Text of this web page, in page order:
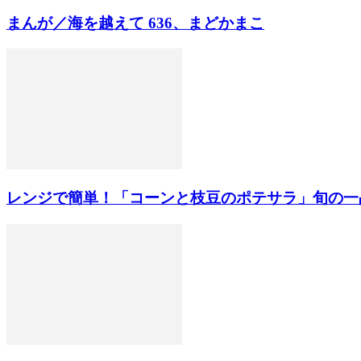
まんが／海を越えて 636、まどかまこ
レンジで簡単！「コーンと枝豆のポテサラ」旬の